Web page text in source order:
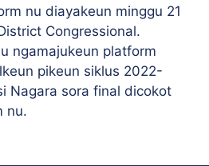
nu diayakeun minggu 21
Congressional.
ngamajukeun platform
pikeun siklus 2022-
Nagara sora final dicokot
nu.